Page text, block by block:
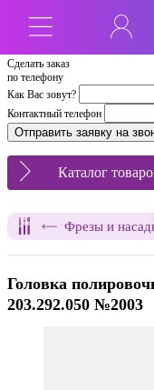
Сделать заказ
по телефону
Как Вас зовут?
Контактный телефон
Каталог
Фрезы и
Головка
203.292.050 №2003